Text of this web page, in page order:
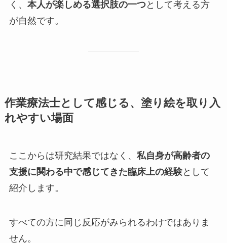
く、 本人が楽しめる選択肢の一つとして考える方
が自然です。
作業療法士として感じる、塗り絵を取り入
れやすい場面
ここからは研究結果ではなく、 私自身が高齢者の
支援に関わる中で感じてきた臨床上の経験として
紹介します。
すべての方に同じ反応がみられるわけではありま
せん。